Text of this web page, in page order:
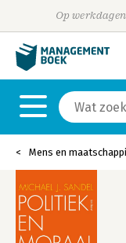
Op
Mens en